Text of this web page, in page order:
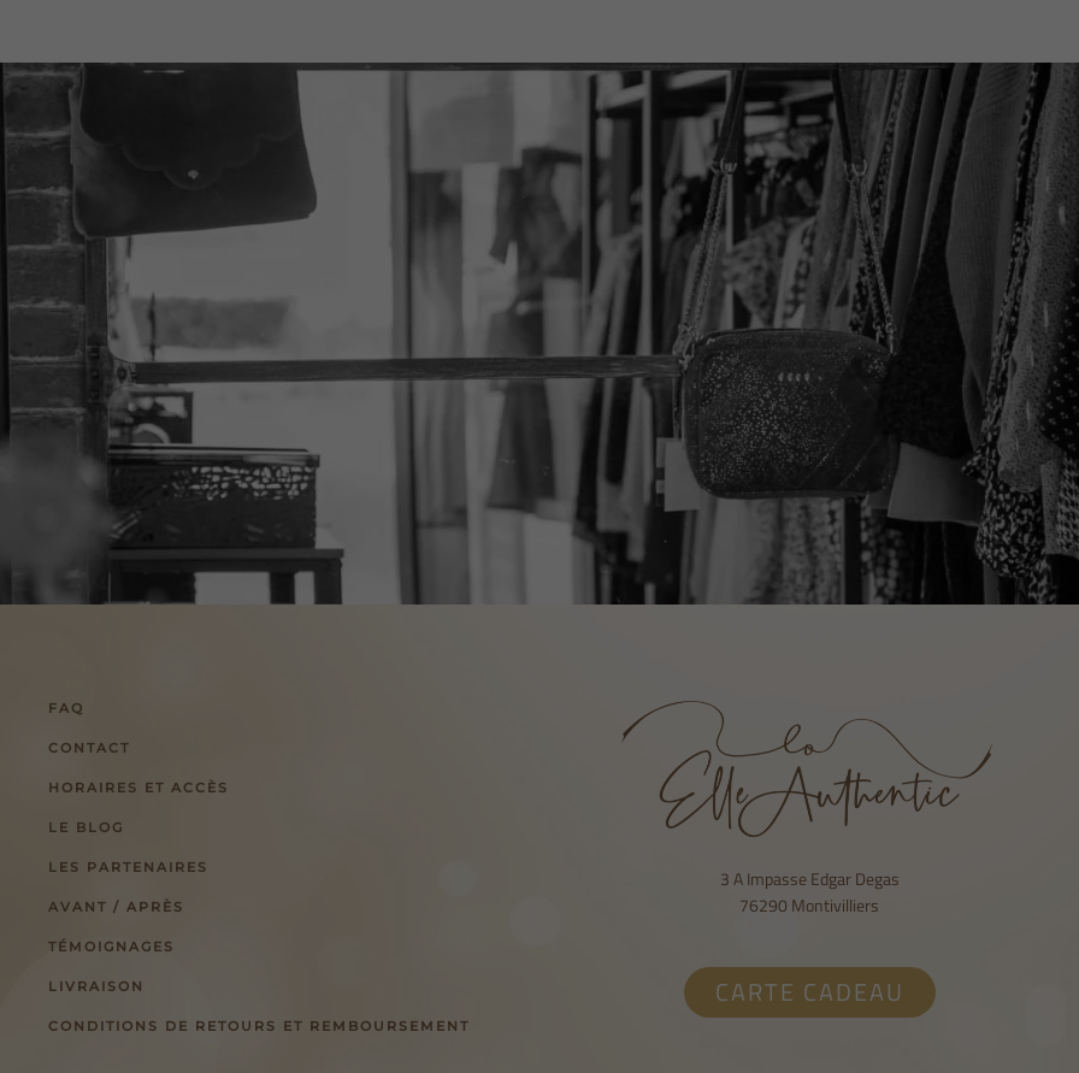
FAQ
CONTACT
HORAIRES ET ACCÈS
LE BLOG
LES PARTENAIRES
AVANT / APRÈS
TÉMOIGNAGES
LIVRAISON
CONDITIONS DE RETOURS ET REMBOURSEMENT
3 A Impasse Edgar Degas
76290 Montivilliers
CARTE CADEAU